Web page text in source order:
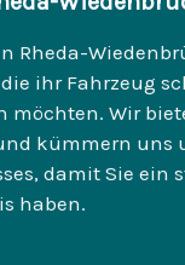
Rheda-
ihr Fahrzeug
möchten. Wir
kümmern uns
damit Sie ein
haben.